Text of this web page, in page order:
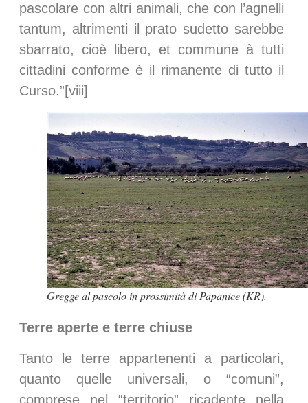
pascolare con altri animali, che con l’agnelli
tantum, altrimenti il prato sudetto sarebbe
sbarrato, cioè libero, et commune à tutti
cittadini conforme è il rimanente di tutto il
Curso.”[viii]
Gregge al pascolo in prossimità di Papanice (KR).
Terre aperte e terre chiuse
Tanto le terre appartenenti a particolari,
quanto quelle universali, o “comuni”,
comprese nel “territorio” ricadente nella